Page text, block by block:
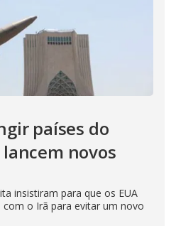
países do
lancem novos
insistiram para que os EUA
o Irã para evitar um novo